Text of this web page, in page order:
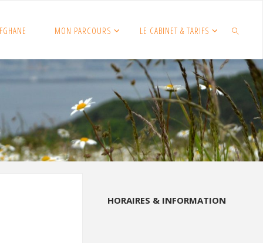
MON PARCOURS LE CABINET & TARIFS
SEARCH
HORAIRES & INFORMATION